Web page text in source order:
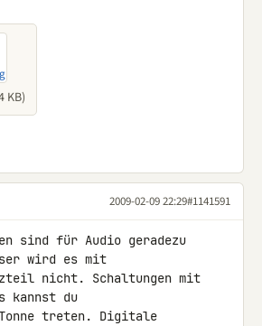
KB)
2009-02-09 22:29#1141591
sind für Audio geradezu
wird es mit
nicht. Schaltungen mit
kannst du
treten. Digitale